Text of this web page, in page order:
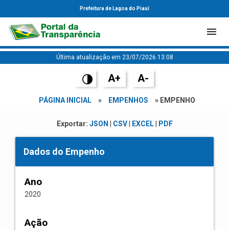
Prefeitura de Lagoa do Piauí
Última atualização em 23/07/2026 13:08
A+ A-
PÁGINA INICIAL » EMPENHOS » EMPENHO
Exportar: JSON CSV| EXCEL| PDF
Dados do Empenho
Ano
2020
Ação